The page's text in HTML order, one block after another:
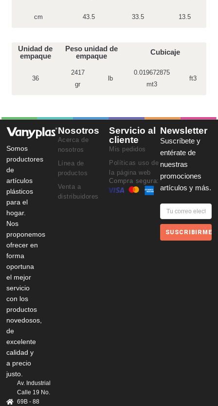
cm 43.5 33.5 13.5
Unidad de
empaque
Peso unidad de
empaque
Cubicaje
36
2417
gr
lb
0.019672875
mt3
ft3
Somos
productores
de
artículos
plásticos
para el
hogar.
Nos
proponemos
ofrecer en
forma
oportuna
el mejor
servicio
con los
productos
novedosos,
de
excelente
calidad y
a precio
justo.
Av. Industrial
Calle 19 No.
69B - 88
Nosotros
Acerca de
nosotros
Línea de
productos
Venta a
distribuidores
Servicio al
cliente
Mis pedidos
Políticas uso de
la página web
Compra segura:
Newsletter
Suscríbete y
entérate de
nuestras
promociones
artículos y más.
SUSCRIBIRME